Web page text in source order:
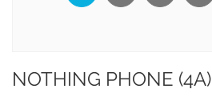
NOTHING PHONE (4A)